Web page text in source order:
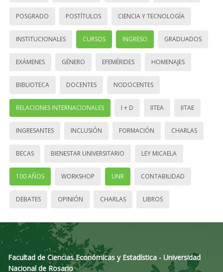
POSGRADO POSTÍTULOS CIENCIA Y TECNOLOGÍA
INSTITUCIONALES CURSOS INGRESO GRADUADOS
EXÁMENES GÉNERO EFEMÉRIDES HOMENAJES
BIBLIOTECA DOCENTES NODOCENTES
RELACIONES INTERNACIONALES I + D IITEA IITAE
INGRESANTES INCLUSIÓN FORMACIÓN CHARLAS
BECAS BIENESTAR UNIVERSITARIO LEY MICAELA
100 AÑOS WORKSHOP UNR CONTABILIDAD
DEBATES OPINIÓN CHARLAS LIBROS
Facultad de Ciencias Económicas y Estadística - Universidad
Nacional de Rosario